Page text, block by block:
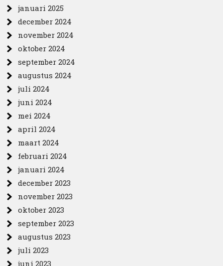
januari 2025
december 2024
november 2024
oktober 2024
september 2024
augustus 2024
juli 2024
juni 2024
mei 2024
april 2024
maart 2024
februari 2024
januari 2024
december 2023
november 2023
oktober 2023
september 2023
augustus 2023
juli 2023
juni 2023